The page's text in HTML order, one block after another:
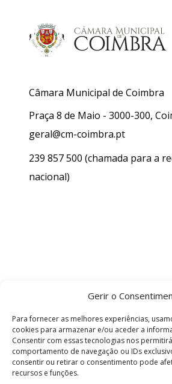
Gerir o
Para fornecer as melhores experiências,
cookies para armazenar e/ou aceder a
Consentir com essas tecnologias nos
comportamento de navegação ou IDs
consentir ou retirar o consentimento pode
recursos e funções.
Câmara Municipal de Coimbra
Praça 8 de Maio - 3000-300,
geral@cm-coimbra.pt
239 857 500 (chamada para a
nacional)